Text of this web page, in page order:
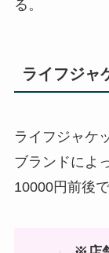
る。
ライフジャ
ライフジャケ
ブランドによ
10000円前後